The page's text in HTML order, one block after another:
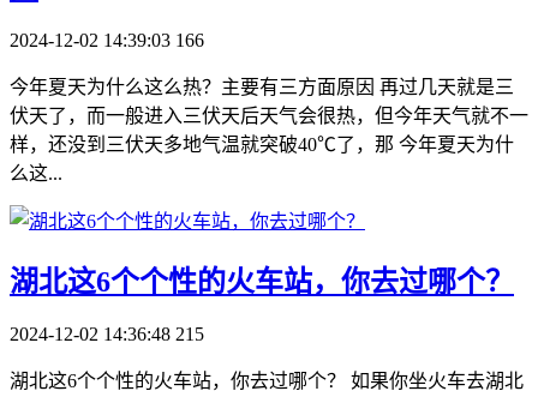
2024-12-02 14:39:03 166
今年夏天为什么这么热？主要有三方面原因 再过几天就是三
伏天了，而一般进入三伏天后天气会很热，但今年天气就不一
样，还没到三伏天多地气温就突破40℃了，那 今年夏天为什
么这...
​湖北这6个个性的火车站，你去过哪个？
2024-12-02 14:36:48 215
湖北这6个个性的火车站，你去过哪个？ 如果你坐火车去湖北